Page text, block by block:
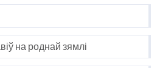
на роднай зямлі